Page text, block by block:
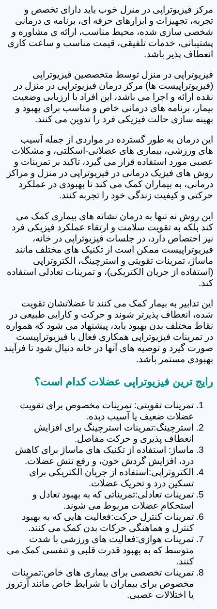
مرکز فیزیوتراپی در منزل خوب باید دارای تخصص و
تجربه، تجهیزات و ابزارهای حرفه ای، برنامه ی درمانی
شخصی سازی شده، محیط مناسب، ارائه ی مشاوره و
پشتیبانی، خدمات تلفیقی، قیمت مناسب و ساعت کاری
انعطاف پذیر باشد.
فیزیوتراپی در منزل توسط متخصصین فیزیوتراپی
(فیزیوتراپیست ها) مرکز درمان فیزیوتراپی در منزل در
نقده ارائه و اجرا می باشد، این افراد با ارزیابی وضعیت
بیمار، برنامه های درمانی خاص و مناسب برای بهبود و
بهینه سازی حالت فیزیکی فرد را تدوین می کنند.
این درمان به طور گسترده در مواردی از جمله آسیب
های ورزشی، بیماری های عضلانی-اسکلتی، و مشکلات
عصبی مورد استفاده قرار می گیرد، تاکید بر تمرینات و
روش های فیزیک درمانی در فیزیوتراپی در منزل و مراکز
درمانی، به بیماران کمک می کند تا بهبودی در عملکرد
حرکتی و کیفیت زندگی خود را تجربه کنند.
این روش نه تنها به درمان نشانه های بیماری کمک می
کند بلکه به تقویت سلامت و ارتقاء عملکرد فیزیکی فرد
نیز اختصاص دارد، در جلسات فیزیوتراپی در خانه،
فیزیوتراپیست ممکن است از تکنیک های مختلف مانند
ماساژ، تمرینات تقویتی و استرچینگ، الکتروتراپی
(استفاده از جریان الکتریکی)، و تمرینات تعادلی استفاده
کند.
این تدابیر به بیمار کمک می کنند تا عضلاتشان تقویت
شده، انعطاف پذیرتر شوند و حرکت و کارایی طبیعی در
نقاط مختلف بدن بهبود یابد، پیشنهاد می شود که همواره
در تمرینات فیزیوتراپی همکاری فعال با فیزیوتراپیست
صورت گیرد و توصیه های آنها در خانه دنبال شود تا فرآیند
بهبودی مستمر باشد.
رایج ترین فیزیوتراپی عضلات کدام است؟
تمرینات تقویتی: تمرینات مخصوص برای تقویت
عضلات ضعیف یا آسیب دیده.
استرچینگ:تمرینات استرچینگ برای افزایش
انعطاف پذیری و حرکت مفاصل.
ماساژ: استفاده از تکنیک های ماساژ برای کاهش
درد، افزایش گردش خون، و رفع تنش عضلات.
الکتروتراپی:استفاده از جریان الکتریکی برای
تسکین درد و تحریک عضلات.
تمرینات تعادلی:تمریناتی که به بهبود تعادل و
استحکام عضلات مربوط می شوند.
تمرینات کنترل حرکت:فعالیت هایی که به بهبود
کنترل و هماهنگی حرکات بدن کمک می کنند.
تمرینات هوازی:فعالیت های ورزشی با شدت
متوسط که به بهبود قدرت قلبی و تنفسی کمک می
کنند.
تمرینات تخصصی برای بیماری های خاص:تمرینات
مخصوص برای بیماران با شرایط خاص مانند آرتروز
یا اختلالات عصبی.